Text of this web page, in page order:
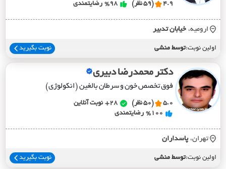
4.9 (59 نظر) %98 رضایتمندی
ارومیه، خيابان تدبير
اولین نوبت:توسط منشی نوبت بگیرید
دکتر محمدرضا دبیری
فوق تخصص خون و سرطان بالغین (انکولوژی)
5.0 (50 نظر) 28+
نوبت آنلاین
%100 رضایتمندی
تهران، پاسداران
اولین نوبت:توسط منشی نوبت بگیرید